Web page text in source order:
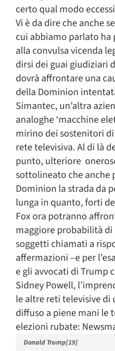
certo qual modo
Vi è da dire che anche
cui abbiamo parlato ha
alla convulsa vicenda
dirsi dei guai giudiziari
dovrà affrontare una
della Dominion
Simantec, un’altra
analoghe ‘macchine
mirino dei sostenitori
rete televisiva. Al di là
punto, ulteriore
sottolineato che anche
Dominion la strada da
lunga in quanto, forti
Fox ora potranno
maggiore probabilità
soggetti chiamati a
affermazioni –e per
e gli avvocati di Trump
Sidney Powell,
le altre reti televisive di
diffuso a piene mani le
elezioni rubate:
Donald Trump[19]